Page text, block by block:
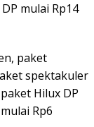
mulai Rp14
paket
spektakuler
Hilux DP
Rp6